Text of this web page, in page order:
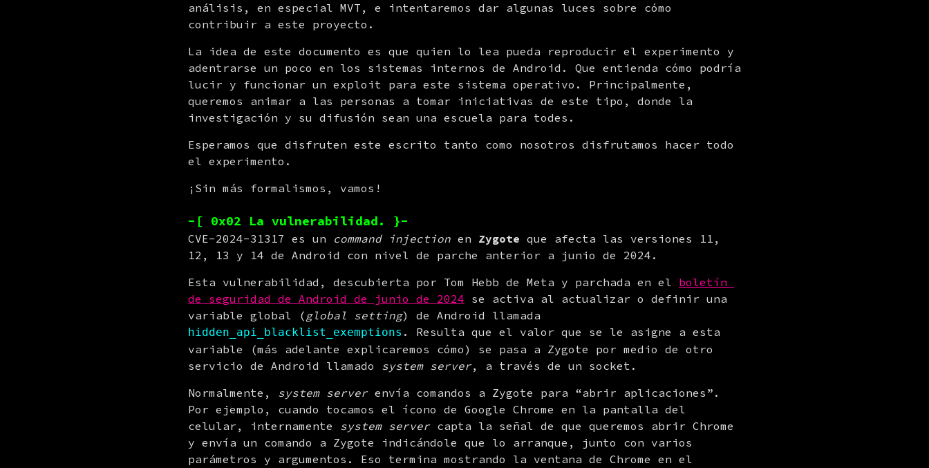
análisis, en especial MVT, e intentaremos dar algunas luces sobre cómo
contribuir a este proyecto.
La idea de este documento es que quien lo lea pueda reproducir el experimento y
adentrarse un poco en los sistemas internos de Android. Que entienda cómo podría
lucir y funcionar un exploit para este sistema operativo. Principalmente,
queremos animar a las personas a tomar iniciativas de este tipo, donde la
investigación y su difusión sean una escuela para todes.
Esperamos que disfruten este escrito tanto como nosotros disfrutamos hacer todo
el experimento.
¡Sin más formalismos, vamos!
-[ 0x02 La vulnerabilidad. }-
CVE-2024-31317 es un command injection en Zygote que afecta las versiones 11,
12, 13 y 14 de Android con nivel de parche anterior a junio de 2024.
Esta vulnerabilidad, descubierta por Tom Hebb de Meta y parchada en el boletín
de seguridad de Android de junio de 2024 se activa al actualizar o definir una
variable global ( global setting
hidden_api_blacklist_exemptions . Resulta que el valor que se le asigne a esta
variable (más adelante explicaremos cómo) se pasa a Zygote por medio de otro
servicio de Android llamado system server, a través de un socket.
Normalmente, system server envía comandos a Zygote para “abrir aplicaciones”.
Por ejemplo, cuando tocamos el ícono de Google Chrome en la pantalla del
celular, internamente system server capta la señal de que queremos abrir Chrome
y envía un comando a Zygote indicándole que lo arranque, junto con varios
parámetros y argumentos. Eso termina mostrando la ventana de Chrome en el